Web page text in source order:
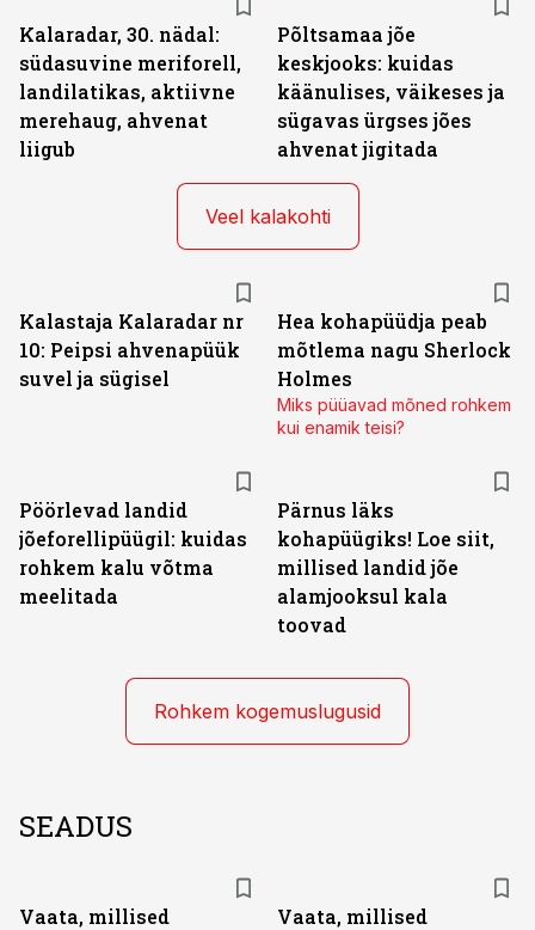
Kalaradar, 30. nädal:
südasuvine meriforell,
landilatikas, aktiivne
merehaug, ahvenat
liigub
Põltsamaa jõe
keskjooks: kuidas
käänulises, väikeses ja
sügavas ürgses jões
ahvenat jigitada
Veel kalakohti
Kalastaja Kalaradar nr
10: Peipsi ahvenapüük
suvel ja sügisel
Hea kohapüüdja peab
mõtlema nagu Sherlock
Holmes
Miks püüavad mõned rohkem
kui enamik teisi?
Pöörlevad landid
jõeforellipüügil: kuidas
rohkem kalu võtma
meelitada
Pärnus läks
kohapüügiks! Loe siit,
millised landid jõe
alamjooksul kala
toovad
Rohkem kogemuslugusid
SEADUS
Vaata, millised
Vaata, millised